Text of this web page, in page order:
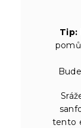
Tip:
tento